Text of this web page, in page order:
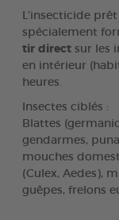
L’insecticide
spécialement
tir direct sur les
en intérieur
heures.
Insectes ciblés :
Blattes
gendarmes,
mouches
(Culex, Aedes),
guêpes, frelons